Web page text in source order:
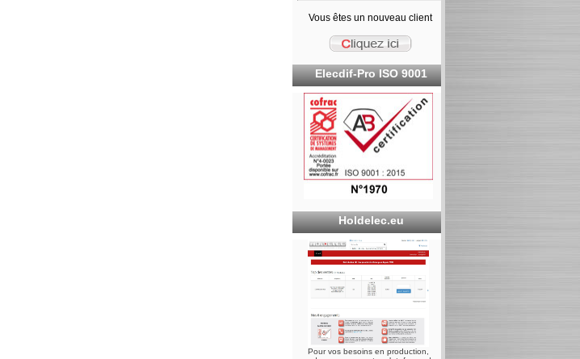
Vous êtes un nouveau client
Elecdif-Pro ISO 9001
Holdelec.eu
Pour vos besoins en production,